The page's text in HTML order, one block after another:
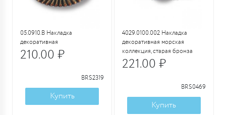
05.0910.B Накладка
декоративная
210.00 ₽
BRS2319
Купить
4029.0100.002 Накладка
декоративная морская
коллекция, старая бронза
221.00 ₽
BRS0469
Купить